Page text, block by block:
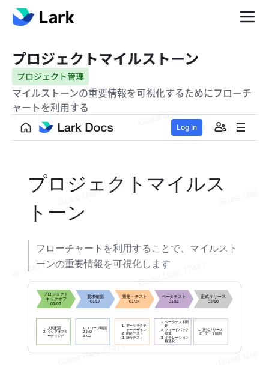
プロジェクトマイルストーン
プロジェクト管理
マイルストーンの重要情報を可視化するためにフローチ
ャートを利用する